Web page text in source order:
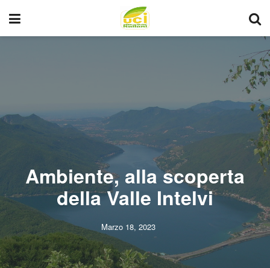
Ambiente, alla scoperta
della Valle Intelvi
Marzo 18, 2023